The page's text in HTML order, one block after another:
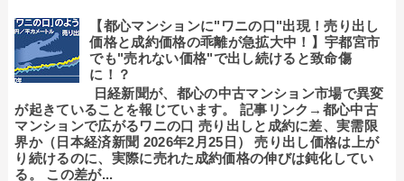
【都心マンションに"ワニの口"出現！売り出し
価格と成約価格の乖離が急拡大中！】宇都宮市
でも"売れない価格"で出し続けると致命傷
に！？
日経新聞が、都心の中古マンション市場で異変
が起きていることを報じています。 記事リンク→都心中古
マンションで広がるワニの口 売り出しと成約に差、実需限
界か（日本経済新聞 2026年2月25日） 売り出し価格は上が
り続けるのに、実際に売れた成約価格の伸びは鈍化してい
る。 この差が...